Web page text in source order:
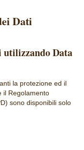
Dati
Data
la protezione ed il
il Regolamento
sono disponibili solo